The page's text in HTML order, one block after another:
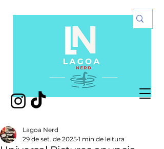
Lagoa Nerd
29 de set. de 2025 1 min de leitura